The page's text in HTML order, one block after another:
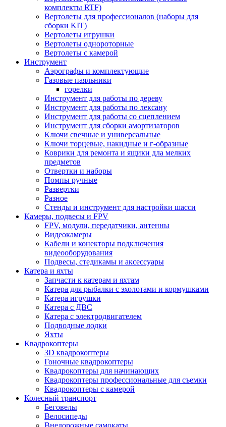
комплекты RTF)
Вертолеты для профессионалов (наборы для
сборки KIT)
Вертолеты игрушки
Вертолеты однороторные
Вертолеты с камерой
Инструмент
Аэрографы и комплектующие
Газовые паяльники
горелки
Инструмент для работы по дереву
Инструмент для работы по лексану
Инструмент для работы со сцеплением
Инструмент для сборки амортизаторов
Ключи свечные и универсальные
Ключи торцевые, накидные и г-образные
Коврики для ремонта и ящики дла мелких
предметов
Отвертки и наборы
Помпы ручные
Развертки
Разное
Стенды и инструмент для настройки шасси
Камеры, подвесы и FPV
FPV, модули, передатчики, антенны
Видеокамеры
Кабели и конекторы подключения
видеооборудования
Подвесы, стедикамы и аксессуары
Катера и яхты
Запчасти к катерам и яхтам
Катера для рыбалки с эхолотами и кормушками
Катера игрушки
Катера с ДВС
Катера с электродвигателем
Подводные лодки
Яхты
Квадрокоптеры
3D квадрокоптеры
Гоночные квадрокоптеры
Квадрокоптеры для начинающих
Квадрокоптеры профессиональные для съемки
Квадрокоптеры с камерой
Колесный транспорт
Беговелы
Велосипеды
Внедорожные самокаты